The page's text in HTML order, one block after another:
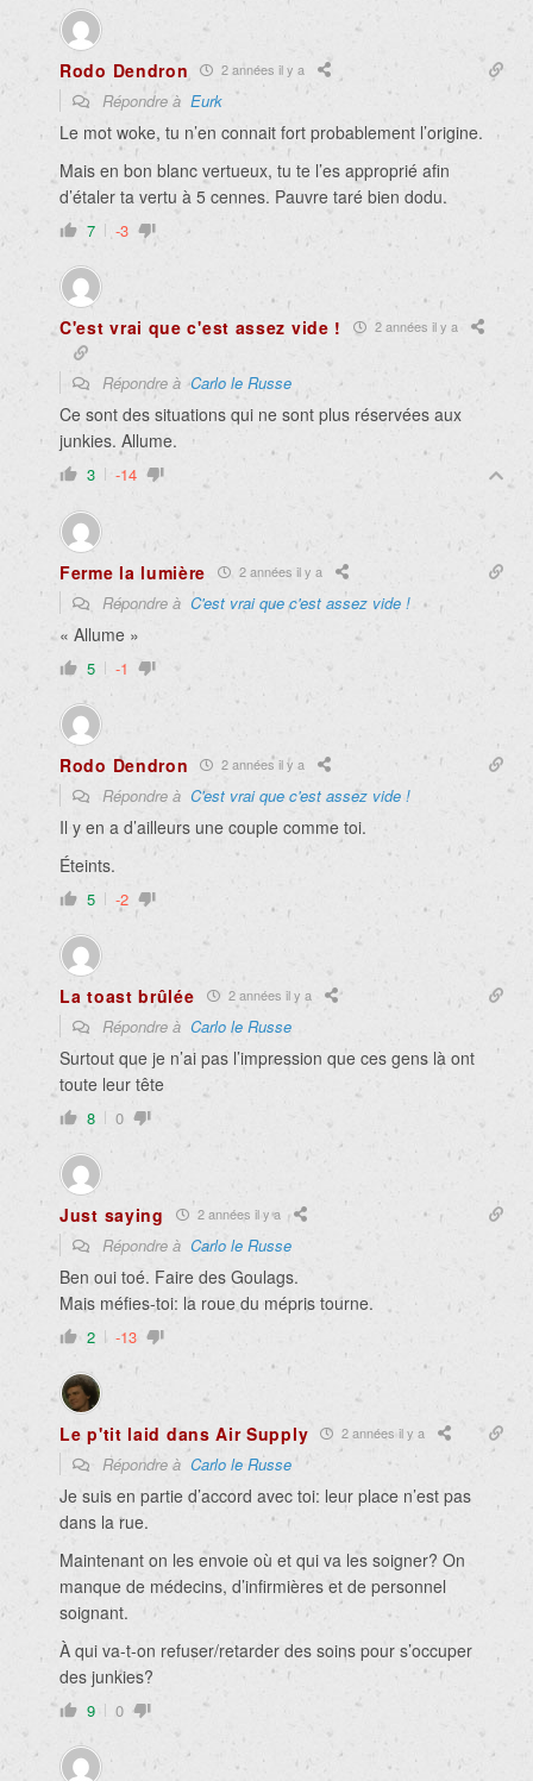
Rodo Dendron 2 années il y a
Répondre à Eurk
Le mot woke, tu n’en connait fort probablement l’origine.
Mais en bon blanc vertueux, tu te l’es approprié afin
d’étaler ta vertu à 5 cennes. Pauvre taré bien dodu.
7 -3
C'est vrai que c'est assez vide ! 2 années il y a
Répondre àCarlo le Russe
Ce sont des situations qui ne sont plus réservées aux
junkies. Allume.
3 -14
Ferme la lumière 2 années il y a
Répondre à C'est vrai que c'est assez vide !
« Allume »
5 -1
Rodo Dendron 2 années il y a
Répondre à C'est vrai que c'est assez vide !
Il y en a d’ailleurs une couple comme toi.
Éteints.
5 -2
La toast brûlée 2 années il y a
Répondre à Carlo le Russe
Surtout que je n’ai pas l’impression que ces gens là ont
toute leur tête
8 0
Just saying 2 années il y a
Répondre à Carlo le Russe
Ben oui toé. Faire des Goulags.
Mais méfies-toi: la roue du mépris tourne.
2 -13
Le p'tit laid dans Air Supply 2 années il y a
Répondre à Carlo le Russe
Je suis en partie d’accord avec toi: leur place n’est pas
dans la rue.
Maintenant on les envoie où et qui va les soigner? On
manque de médecins, d’infirmières et de personnel
soignant.
À qui va-t-on refuser/retarder des soins pour s’occuper
des junkies?
9 0